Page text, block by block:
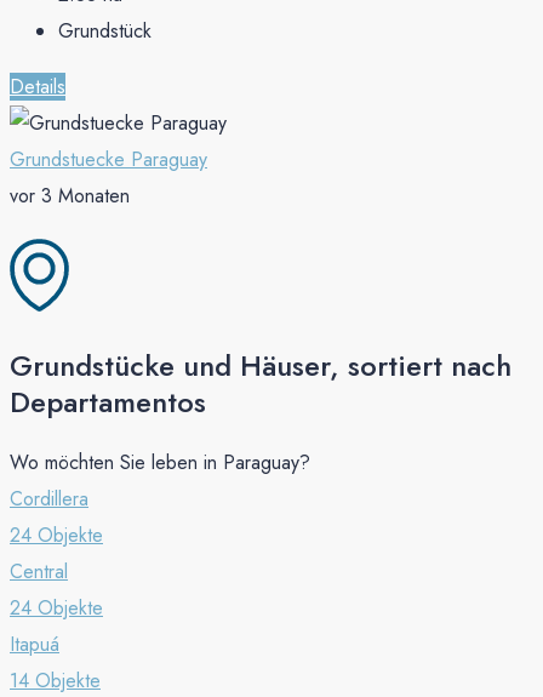
Grundstück
Details
Grundstuecke Paraguay
vor 3 Monaten
Grundstücke und Häuser, sortiert nach
Departamentos
Wo möchten Sie leben in Paraguay?
Cordillera
24 Objekte
Central
24 Objekte
Itapuá
14 Objekte